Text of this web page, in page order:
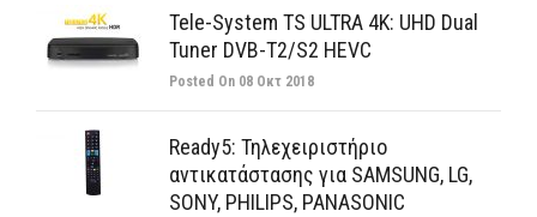
Tele-System TS ULTRA 4K: UHD Dual
Tuner DVB-T2/S2 HEVC
Posted On 08 Οκτ 2018
Ready5: Τηλεχειριστήριο
αντικατάστασης για SAMSUNG, LG,
SONY, PHILIPS, PANASONIC